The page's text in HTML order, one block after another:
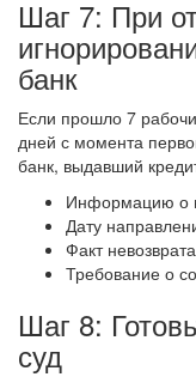
Шаг 7: При
банк
Если прошло 7
дней с момента
банк, выдавший
Информацию о
Дату
Факт
Требование о
Шаг 8:
суд